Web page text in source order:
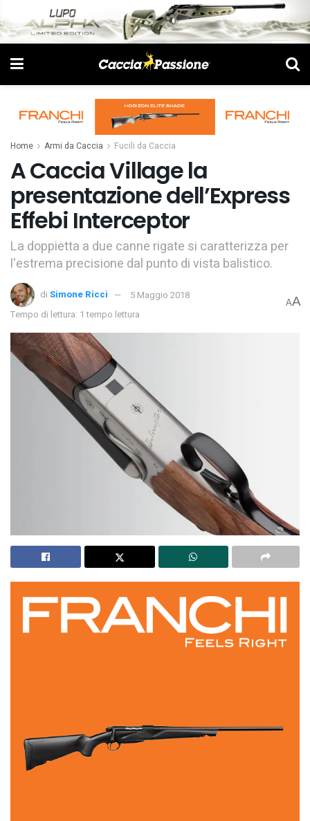
Home Armi da Caccia Fucili da Caccia
A Caccia Village la
presentazione dell’Express
Effebi Interceptor
La doppietta a due canne rigate si caratterizza per
l'estrema precisione dal punto di vista balistico.
di Simone Ricci
5 Maggio 2018
Tempo di lettura: 1 tempo lettura
AA